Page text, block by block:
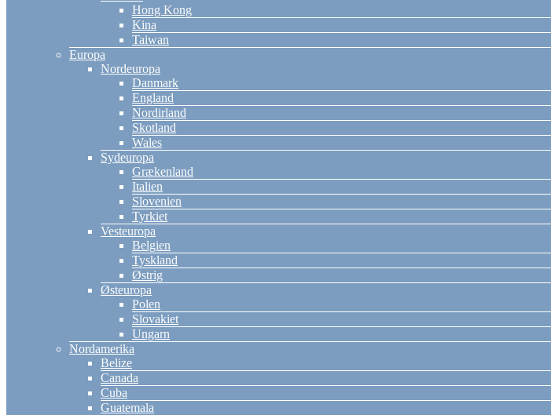
Hong Kong
Kina
Taiwan
Europa
Nordeuropa
Danmark
England
Nordirland
Skotland
Wales
Sydeuropa
Grækenland
Italien
Slovenien
Tyrkiet
Vesteuropa
Belgien
Tyskland
Østrig
Østeuropa
Polen
Slovakiet
Ungarn
Nordamerika
Belize
Canada
Cuba
Guatemala